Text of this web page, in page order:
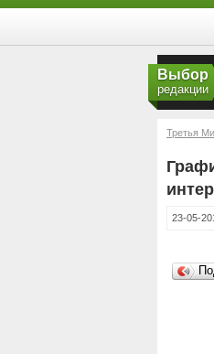
Выбор
редакции
Третья
интернете
23-05-